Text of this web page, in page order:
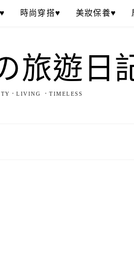
時尚穿搭♥ 美妝保養♥
旅遊日
．LIVING ．TIMELESS